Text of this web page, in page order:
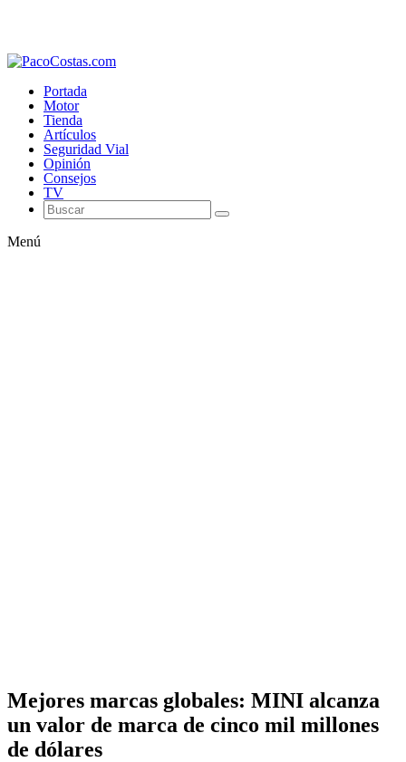
Portada
Motor
Tienda
Artículos
Seguridad Vial
Opinión
Consejos
TV
Menú
Mejores marcas globales: MINI alcanza
un valor de marca de cinco mil millones
de dólares